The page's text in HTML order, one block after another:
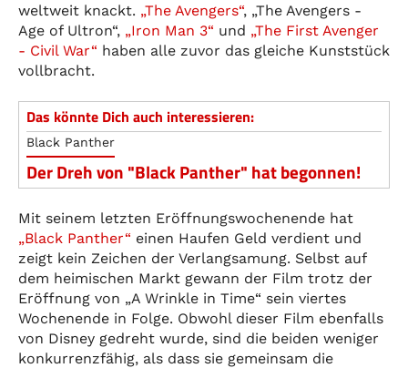
weltweit knackt. „The Avengers“, „The Avengers -
Age of Ultron“, „Iron Man 3“ und „The First Avenger
- Civil War“ haben alle zuvor das gleiche Kunststück
vollbracht.
Das könnte Dich auch interessieren:
Black Panther
Der Dreh von "Black Panther" hat begonnen!
Mit seinem letzten Eröffnungswochenende hat
„Black Panther“ einen Haufen Geld verdient und
zeigt kein Zeichen der Verlangsamung. Selbst auf
dem heimischen Markt gewann der Film trotz der
Eröffnung von „A Wrinkle in Time“ sein viertes
Wochenende in Folge. Obwohl dieser Film ebenfalls
von Disney gedreht wurde, sind die beiden weniger
konkurrenzfähig, als dass sie gemeinsam die